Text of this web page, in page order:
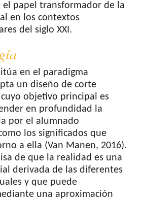
el papel transformador de la
en los contextos
del siglo XXI.
en el paradigma
un diseño de corte
objetivo principal es
en profundidad la
por el alumnado
los significados que
a ella (Van Manen, 2016).
de que la realidad es una
derivada de las diferentes
y que puede
una aproximación